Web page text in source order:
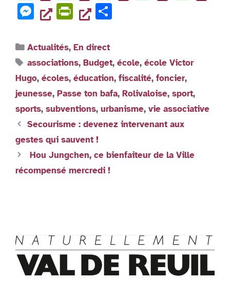
o
o
I
p
e
n
g
er
e
n
dl
y
a
c
e
b
o
o
k
w
it
te
r
m
n
d
I
n
h
A
p
M
e
s
s
e
n
g
er
Pr
in
tF
ri
e
n
dl
y
g
er
Catégories
Actualités,En direct
Étiquettes
associations,Budget,école,école Victor
Hugo, écoles, éducation, fiscalité, foncier,
jeunesse, Passe ton bafa, Rolivaloise, sport,
sports, subventions, urbanisme, vie associative
Secourisme : devenez intervenant aux
gestes qui sauvent !
Hou Jungchen, ce bienfaiteur de la Ville
récompensé mercredi !